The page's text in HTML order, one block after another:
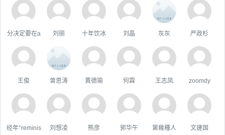
分决定要在a 刘丽 十年饮冰 刘晶 灰灰 严政杉
王俊 曾思涛 黄德瑜 何霖 王志凤 zoomdy
经年°reminis 刘想凌 熊彦 郭华午 第幾種人 文建国